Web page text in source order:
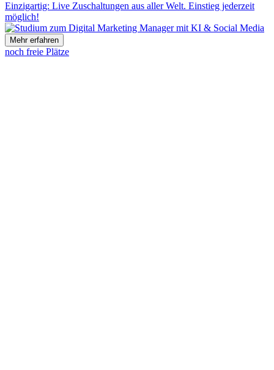
Einzigartig: Live Zuschaltungen aus aller Welt. Einstieg jederzeit
möglich!
Mehr erfahren
noch freie Plätze